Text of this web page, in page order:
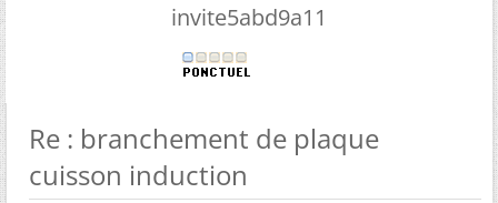
invite5abd9a11
Re : branchement de plaque
cuisson induction